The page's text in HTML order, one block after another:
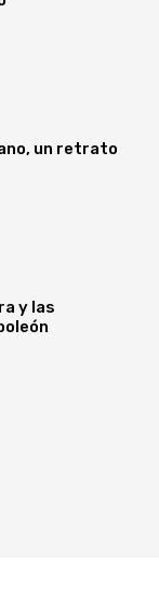
un retrato
y las